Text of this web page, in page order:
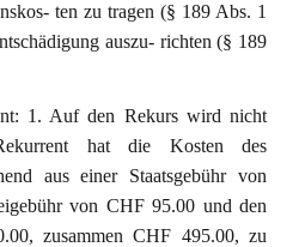
ten zu tragen (§ 189 Abs. 1
auszu- richten (§ 189
1. Auf den Rekurs wird nicht
hat die Kosten des
aus einer Staatsgebühr von
von CHF 95.00 und den
zusammen CHF 495.00, zu